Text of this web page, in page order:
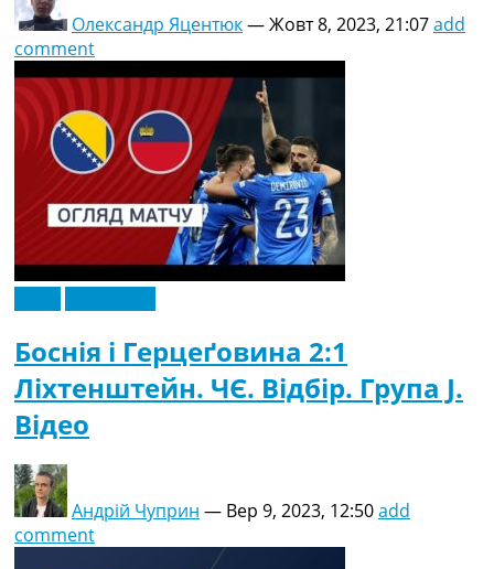
Олександр Яцентюк—Жовт 8, 2023, 21:07add
comment
Боснія і Герцеґовина 2:1
Ліхтенштейн. ЧЄ. Відбір. Група J.
Відео
Андрій Чуприн — Вер 9, 2023, 12:50add
comment